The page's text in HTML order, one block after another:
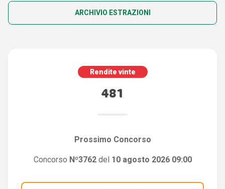
ARCHIVIO ESTRAZIONI
Rendite vinte
481
Prossimo Concorso
Concorso Nº3762del 10 agosto 2026 09:00